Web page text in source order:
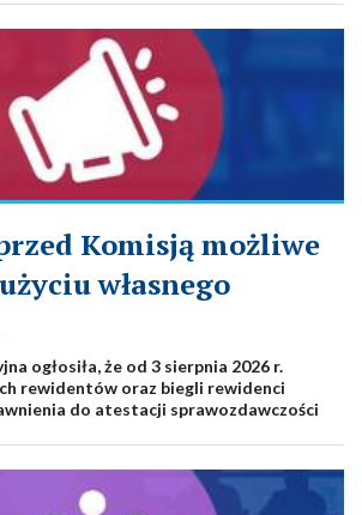
Komisją możliwe
własnego
ogłosiła, że od 3 sierpnia 2026 r.
rewidentów oraz biegli rewidenci
do atestacji sprawozdawczości
własnego sprzętu komputerowego.
będzie nadal możliwa do wyboru.